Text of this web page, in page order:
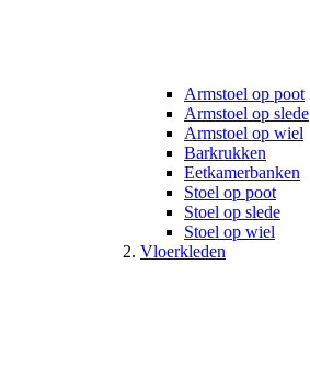
Armstoel op poot
Armstoel op slede
Armstoel op wiel
Barkrukken
Eetkamerbanken
Stoel op poot
Stoel op slede
Stoel op wiel
Vloerkleden